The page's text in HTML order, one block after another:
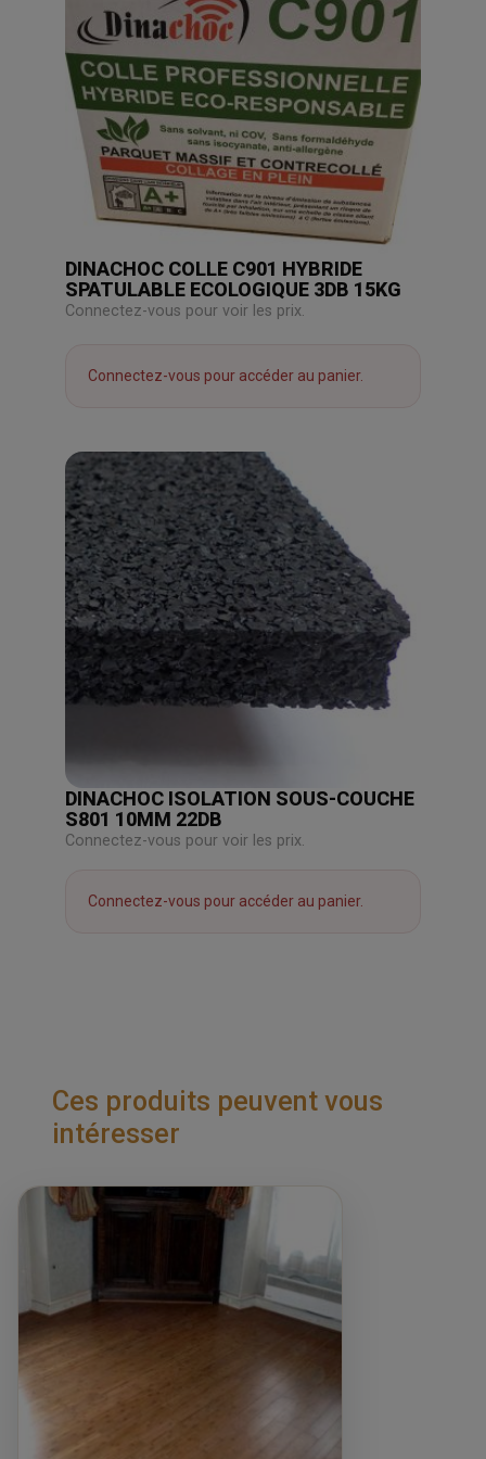
DINACHOC COLLE C901 HYBRIDE
SPATULABLE ECOLOGIQUE 3DB 15KG
Connectez-vous pour voir les prix.
Connectez-vous pour accéder au panier.
DINACHOC ISOLATION SOUS-COUCHE
S801 10MM 22DB
Connectez-vous pour voir les prix.
Connectez-vous pour accéder au panier.
Ces produits peuvent vous
intéresser